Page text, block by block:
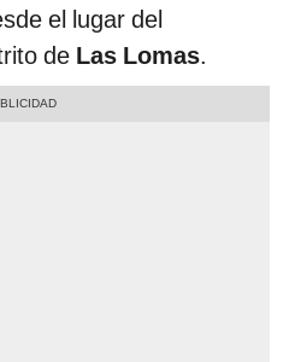
el lugar del
de Las Lomas.